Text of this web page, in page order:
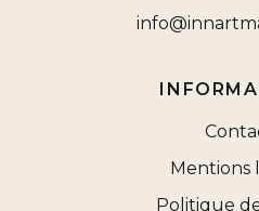
Mentions
Politique